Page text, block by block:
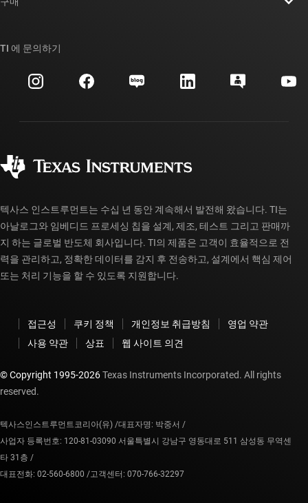
투자 관계
제조
대체품 검색
고객 지원 센터
myTI 계정 FAQ
주문 FAQ
TI 에 문의하기
텍사스 인스트루먼트는 수십 년 동안 계속해서 발전해 왔습니다. TI는
아날로그와 임베디드 프로세싱 칩을 설계, 제조, 테스트 그리고 판매까
지 하는 글로벌 반도체 회사입니다. TI의 제품은 고객이 효율적으로 전
력을 관리하고, 정확한 데이터를 감지 후 전송하고, 설계에서 핵심 제어
또는 처리 기능을 할 수 있도록 지원합니다.
접근성 쿠키 정책 개인정보 취급방침
영업 약관
사용 약관
상표 웹 사이트 의견
© Copyright 1995-2026Texas Instruments Incorporated. All rights
reserved.
텍사스인스트루먼트코리아(유) /대표자명: 박중서 /
사업자 등록번호: 120-81-03090 서울특별시 강남구 영동대로 511 삼성동 무역센
타 31층 /
대표전화: 02-560-6800 /고객센터: 070-766-32297